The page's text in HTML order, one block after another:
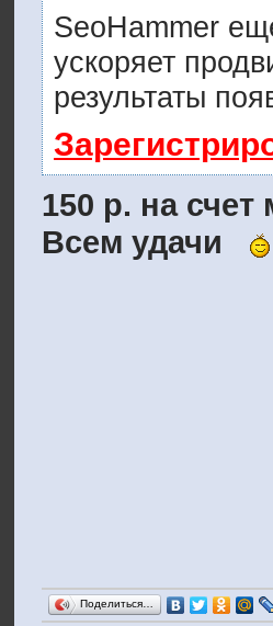
SeoHammer
ускоряет
результаты
150 р. на
Всем удачи
Поделиться…